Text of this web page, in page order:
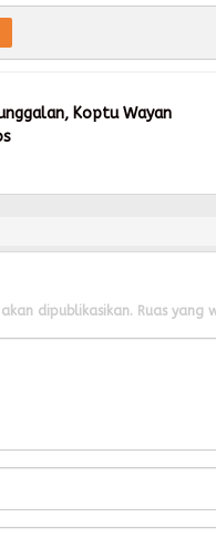
Koptu Wayan
dipublikasikan. Ruas yang